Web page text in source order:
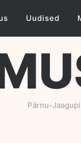
Uudised
Pärnu-